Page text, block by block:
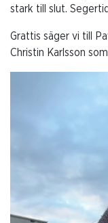
stark till slut.
Grattis säger vi till
Christin Karlsson